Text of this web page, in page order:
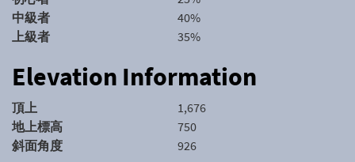
中級者
40%
上級者
35%
Elevation Information
頂上
1,676
地上標高
750
斜面角度
926